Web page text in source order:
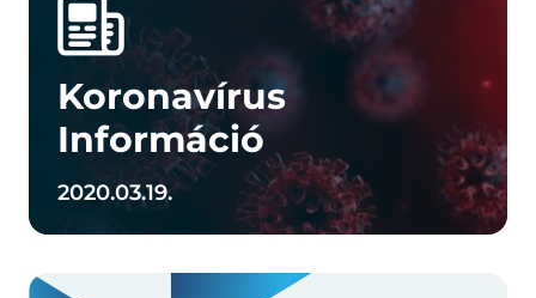
Koronavírus
Információ
2020.03.19.